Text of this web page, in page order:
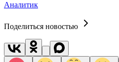
Аналитик
Поделиться новостью